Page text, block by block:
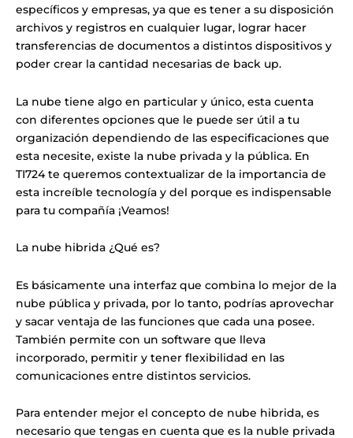
específicos y empresas, ya que es tener a su disposición
archivos y registros en cualquier lugar, lograr hacer
transferencias de documentos a distintos dispositivos y
poder crear la cantidad necesarias de back up.
La nube tiene algo en particular y único, esta cuenta
con diferentes opciones que le puede ser útil a tu
organización dependiendo de las especificaciones que
esta necesite, existe la nube privada y la pública. En
TI724 te queremos contextualizar de la importancia de
esta increíble tecnología y del porque es indispensable
para tu compañía ¡Veamos!
La nube hibrida ¿Qué es?
Es básicamente una interfaz que combina lo mejor de la
nube pública y privada, por lo tanto, podrías aprovechar
y sacar ventaja de las funciones que cada una posee.
También permite con un software que lleva
incorporado, permitir y tener flexibilidad en las
comunicaciones entre distintos servicios.
Para entender mejor el concepto de nube hibrida, es
necesario que tengas en cuenta que es la nuble privada